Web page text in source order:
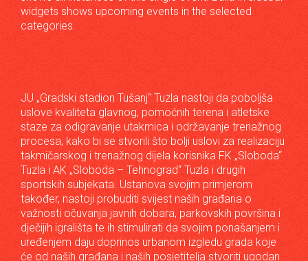
widgets shows upcoming events in the selected
categories.
JU „Gradski stadion Tušanj“ Tuzla nastoji da poboljša
uslove kvaliteta glavnog, pomoćnih terena i atletske
staze za odigravanje utakmica i održavanje trenažnog
procesa, kako bi se stvorili što bolji uslovi za realizaciju
takmičarskog i trenažnog dijela korisnika FK „Sloboda“
Tuzla i AK „Sloboda – Tehnograd“ Tuzla i drugih
sportskih subjekata. Ustanova svojim primjerom
također, nastoji probuditi svijest naših građana o
važnosti očuvanja javnih dobara, parkovskih površina i
dječijih igrališta te ih stimulirati da svojim ponašanjem i
uređenjem daju doprinos urbanom izgledu grada koje
će od naših građana i naših posjetitelja stvoriti ugodan